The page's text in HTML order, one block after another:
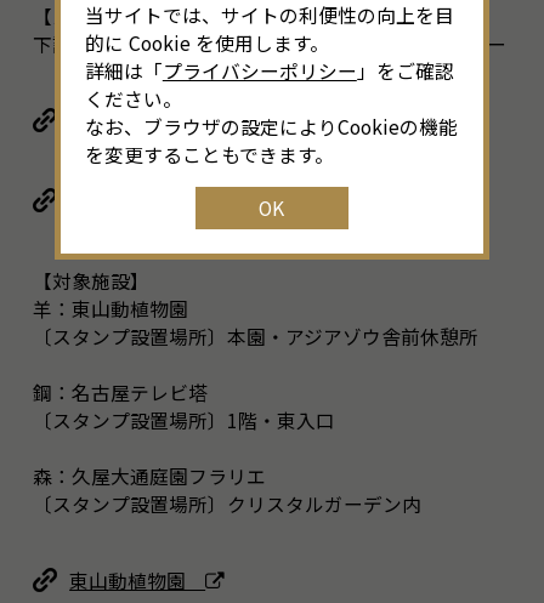
【スタンプ台紙配布場所】
下記対象施設・金山観光案内所・オアシス21iセンター
金山観光案内所
【対象施設】
羊：東山動植物園
〔スタンプ設置場所〕本園・アジアゾウ舎前休憩所
鋼：名古屋テレビ塔
〔スタンプ設置場所〕1階・東入口
森：久屋大通庭園フラリエ
〔スタンプ設置場所〕クリスタルガーデン内
東山動植物園
当サイトでは、サイトの利便性の向上を目
的に Cookie を使用します。
詳細は「プライバシーポリシー 」をご確認
ください。
なお、ブラウザの設定によりCookieの機能
を変更することもできます。
OK